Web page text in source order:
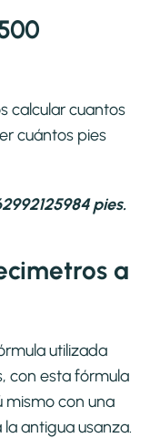
calcular cuantos
cuántos pies
pies.
a
utilizada
con esta fórmula
mismo con una
antigua usanza.